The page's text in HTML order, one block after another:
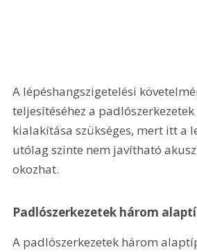
A lépéshangszigetelési
teljesítéséhez a
kialakítása szükséges, mert itt a
utólag szinte nem javítható
okozhat.
Padlószerkezetek három
A padlószerkezetek három